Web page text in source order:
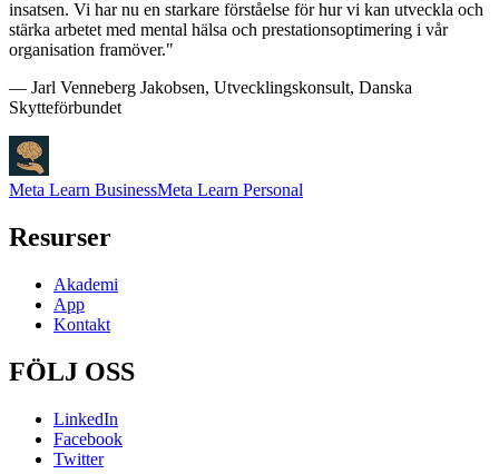
insatsen. Vi har nu en starkare förståelse för hur vi kan utveckla och
stärka arbetet med mental hälsa och prestationsoptimering i vår
organisation framöver."
— Jarl Venneberg Jakobsen, Utvecklingskonsult, Danska
Skytteförbundet
Meta Learn BusinessMeta Learn Personal
Resurser
Akademi
App
Kontakt
FÖLJ OSS
LinkedIn
Facebook
Twitter